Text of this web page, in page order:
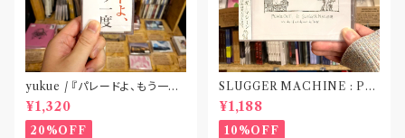
yukue / 『パレードよ、もう一度』
(TAPE)
¥1,320
20%OFF
SLUGGER MACHINE : PE
ACE OUT! / we die if we d
o not do “DIG”(SPLIT CD)
〝横浜&札幌〟
¥1,188
10%OFF